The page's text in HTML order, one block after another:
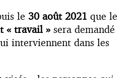
le 30 août 2021 que le
« travail » sera demandé
interviennent dans les